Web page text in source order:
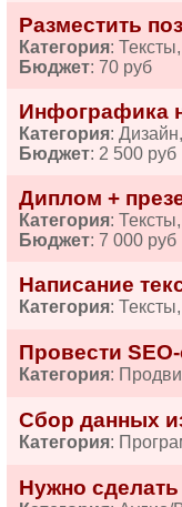
Разместить
Категория:
Бюджет: 70 руб
Инфографика
Категория:
Бюджет: 2 500 руб
Диплом +
Категория:
Бюджет: 7 000 руб
Написание
Категория:
Провести
Категория:
Сбор данных
Категория:
Нужно